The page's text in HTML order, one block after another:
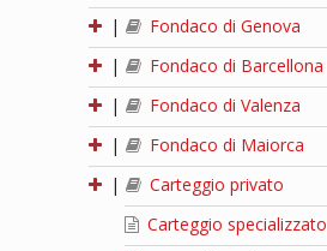
|
Fondaco di Genova
|
Fondaco di Barcellona
|
Fondaco di Valenza
|
Fondaco di Maiorca
|
Carteggio privato
Carteggio specializzato